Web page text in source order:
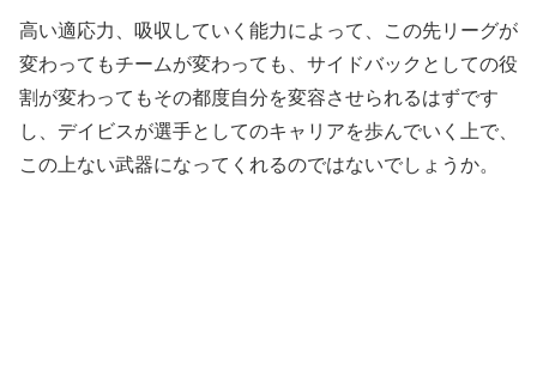
高い適応力、吸収していく能力によって、この先リーグが
変わってもチームが変わっても、サイドバックとしての役
割が変わってもその都度自分を変容させられるはずです
し、デイビスが選手としてのキャリアを歩んでいく上で、
この上ない武器になってくれるのではないでしょうか。